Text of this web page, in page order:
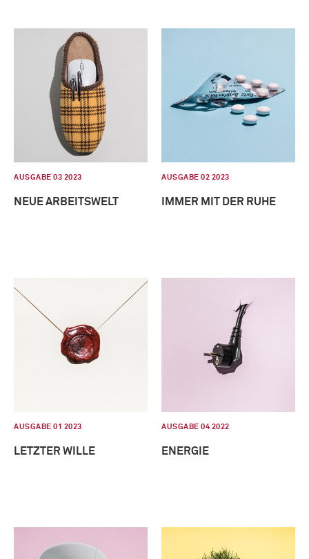
AUSGABE 03 2023
NEUE ARBEITSWELT
AUSGABE 02 2023
IMMER MIT DER RUHE
AUSGABE 01 2023
LETZTER WILLE
AUSGABE 04 2022
ENERGIE